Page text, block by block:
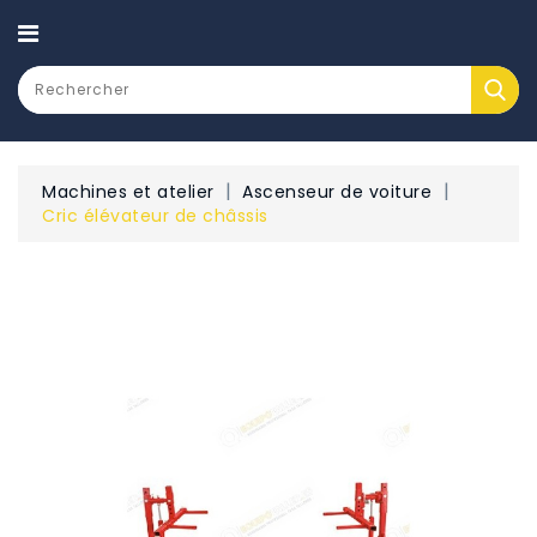
CATEGORY
Machines et atelier
Ascenseur de voiture
Cric élévateur de châssis